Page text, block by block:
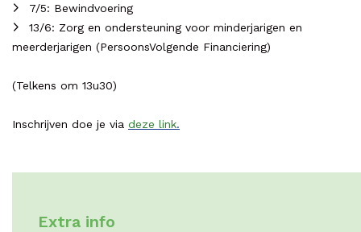
7/5: Bewindvoering
13/6: Zorg en ondersteuning voor minderjarigen en
meerderjarigen (PersoonsVolgende Financiering)
(Telkens om 13u30)
Inschrijven doe je via deze link.
Extra info